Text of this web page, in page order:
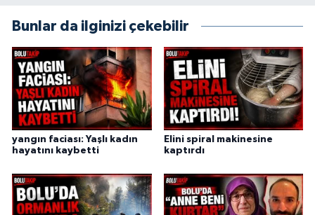
Bunlar da ilginizi çekebilir
yangın faciası: Yaşlı kadın
hayatını kaybetti
Elini spiral makinesine
kaptırdı